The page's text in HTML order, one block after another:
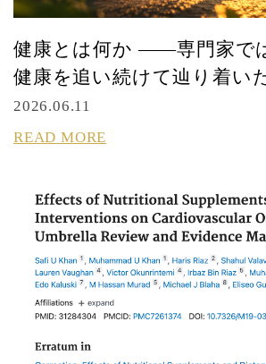
健康とは何か ――専門家で
健康を追い続けて辿り着い
2026.06.11
READ MORE